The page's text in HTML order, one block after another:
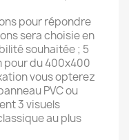
pour répondre
sera choisie en
souhaitée ; 5
pour du 400x400
vous opterez
PVC ou
3 visuels
au plus